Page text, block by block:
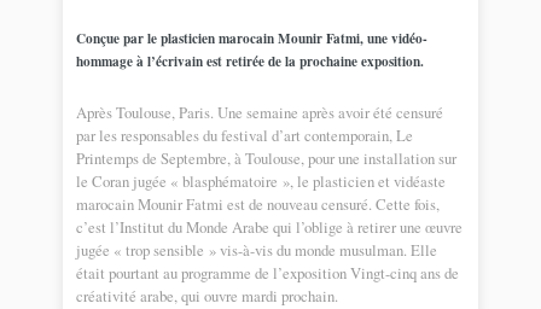
Conçue par le plasticien marocain Mounir Fatmi, une vidéo-
hommage à l’écrivain est retirée de la prochaine exposition.
Après Toulouse, Paris. Une semaine après avoir été censuré
par les responsables du festival d’art contemporain, Le
Printemps de Septembre, à Toulouse, pour une installation sur
le Coran jugée « blasphématoire », le plasticien et vidéaste
marocain Mounir Fatmi est de nouveau censuré. Cette fois,
c’est l’Institut du Monde Arabe qui l’oblige à retirer une œuvre
jugée « trop sensible » vis-à-vis du monde musulman. Elle
était pourtant au programme de l’exposition Vingt-cinq ans de
créativité arabe, qui ouvre mardi prochain.